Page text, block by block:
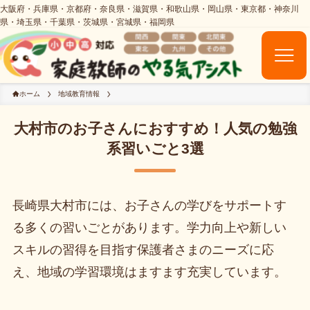
ホーム 地域教育情報
大村市のお子さんにおすすめ！人気の勉強
系習いごと3選
長崎県大村市には、お子さんの学びをサポートす
る多くの習いごとがあります。学力向上や新しい
スキルの習得を目指す保護者さまのニーズに応
え、地域の学習環境はますます充実しています。